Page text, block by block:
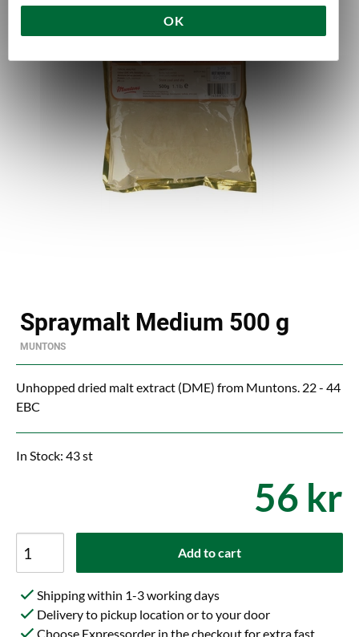
OK
Spraymalt Medium 500 g
MUNTONS
Unhopped dried malt extract (DME) from Muntons. 22 - 44
EBC
In Stock: 43 st
56 kr
Add to cart
Shipping within 1-3 working days
Delivery to pickup location or to your door
Choose Expressorder in the checkout for extra fast